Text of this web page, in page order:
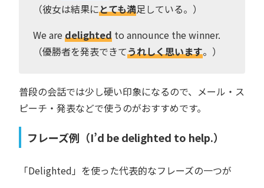
（彼女は結果にとても満足している。）
We aredelighted to announce the winner.
（優勝者を発表できてうれしく思います。）
普段の会話では少し硬い印象になるので、メール・ス
ピーチ・発表などで使うのがおすすめです。
フレーズ例（I’d be delighted to help.）
「Delighted」を使った代表的なフレーズの一つが